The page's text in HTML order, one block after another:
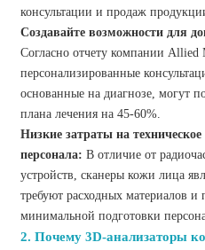
консультации и продаж
Создавайте возможности для
Согласно отчету компании Allied
персонализированные
основанные на диагнозе, могут
плана лечения на 45-60%.
Низкие затраты на
персонала: В отличие от
устройств, сканеры кожи лица
требуют расходных материалов и
минимальной подготовки
2. Почему 3D-анализаторы